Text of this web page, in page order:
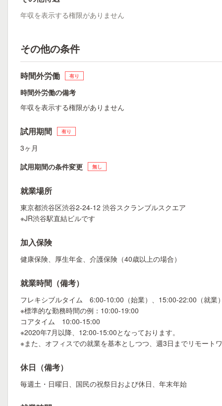
年収を表示する権限がありません
その他の条件
時間外労働 有り
時間外労働の備考
年収を表示する権限がありません
試用期間 有り
3ヶ月
試用期間の条件変更
無し
就業場所
東京都渋谷区渋谷2-24-12 渋谷スクランブルスクエア
※JR渋谷駅直結ビルです
加入保険
健康保険、厚生年金、介護保険（40歳以上の場合）
就業時間（備考）
フレキシブルタイム 6:00-10:00（始業）、15:00-22:00（就業）
※標準的な勤務時間の例：10:00-19:00
コアタイム 10:00-15:00
※2020年7月以降、12:00-15:00となっております。
※また、オフィスでの就業を基本としつつ、週3日までリモート
休日（備考）
毎週土・日曜日、国民の祝祭日および休日、年末年始